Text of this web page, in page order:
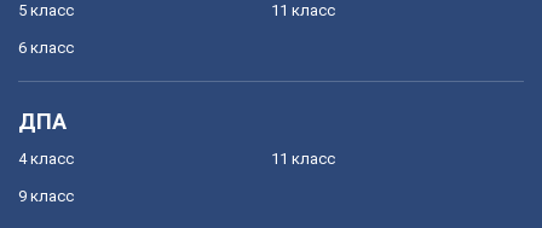
5 класс
6 класс
11 класс
ДПА
4 класс
9 класс
11 класс